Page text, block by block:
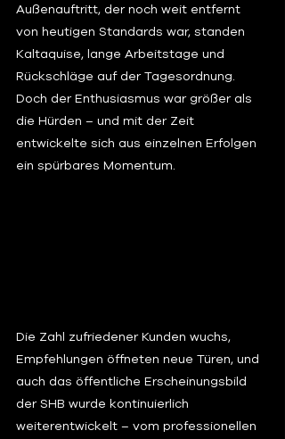
Außenauftritt, der noch weit entfernt
von heutigen Standards war, standen
Kaltaquise, lange Arbeitstage und
Rückschläge auf der Tagesordnung.
Doch der Enthusiasmus war größer als
die Hürden – und mit der Zeit
entwickelte sich aus einzelnen Erfolgen
ein spürbares Momentum.
Die Zahl zufriedener Kunden wuchs,
Empfehlungen öffneten neue Türen, und
auch das öffentliche Erscheinungsbild
der SHB wurde kontinuierlich
weiterentwickelt – vom professionellen